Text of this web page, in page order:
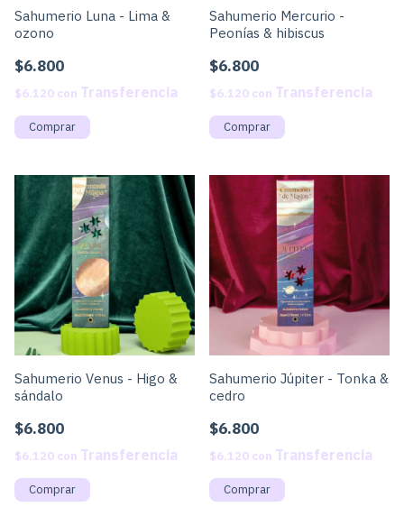
Sahumerio Luna - Lima &
ozono
$6.800
$6.120 con
Sahumerio Mercurio -
Peonías & hibiscus
$6.800
$6.120 con
Sahumerio Venus - Higo &
sándalo
$6.800
$6.120 con
Sahumerio Júpiter - Tonka &
cedro
$6.800
$6.120 con